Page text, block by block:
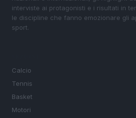
interviste ai protagonisti e i risultati in
le discipline che fanno emozionare gli
sport.
Calcio
Tennis
Basket
Motori